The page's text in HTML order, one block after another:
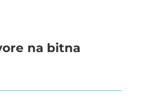
na bitna